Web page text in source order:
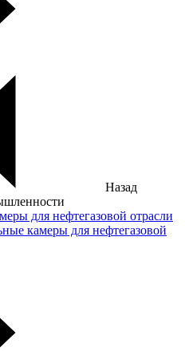
Назад
для нефтегазовой отрасли
камеры для нефтегазовой